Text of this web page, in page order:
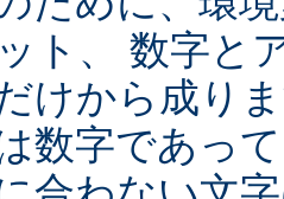
ト、 数字と
けから成り
数字であっ